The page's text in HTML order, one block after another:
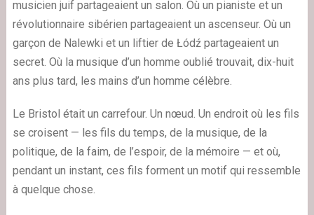
musicien juif partageaient un salon. Où un pianiste et un
révolutionnaire sibérien partageaient un ascenseur. Où un
garçon de Nalewki et un liftier de Łódź partageaient un
secret. Où la musique d’un homme oublié trouvait, dix-huit
ans plus tard, les mains d’un homme célèbre.
Le Bristol était un carrefour. Un nœud. Un endroit où les fils
se croisent — les fils du temps, de la musique, de la
politique, de la faim, de l’espoir, de la mémoire — et où,
pendant un instant, ces fils forment un motif qui ressemble
à quelque chose.